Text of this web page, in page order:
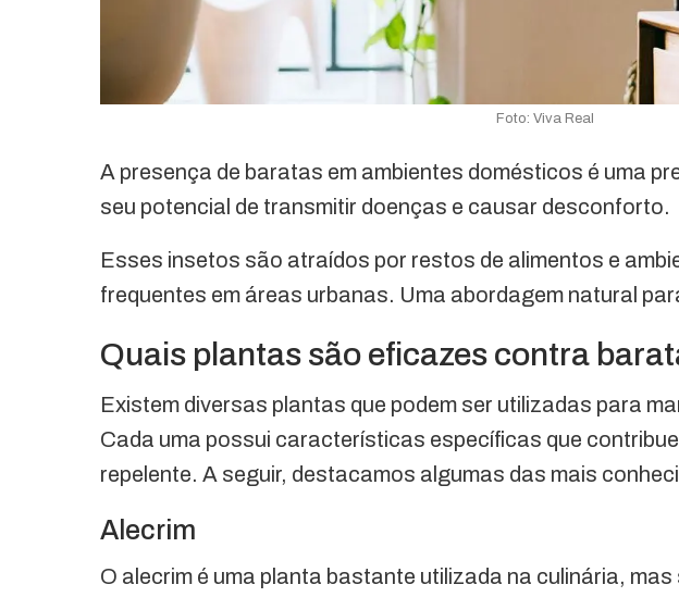
Foto: Viva Real
A presença de baratas em ambientes domésticos é uma
seu potencial de transmitir doenças e causar desconforto.
Esses insetos são atraídos por restos de alimentos e
frequentes em áreas urbanas. Uma abordagem natural
Quais plantas são eficazes contra
Existem diversas plantas que podem ser utilizadas para
Cada uma possui características específicas que
repelente. A seguir, destacamos algumas das mais
Alecrim
O alecrim é uma planta bastante utilizada na culinária,